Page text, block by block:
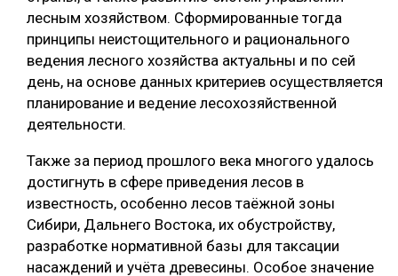
лесным хозяйством. Сформированные тогда
принципы неистощительного и рационального
ведения лесного хозяйства актуальны и по сей
день, на основе данных критериев осуществляется
планирование и ведение лесохозяйственной
деятельности.
Также за период прошлого века многого удалось
достигнуть в сфере приведения лесов в
известность, особенно лесов таёжной зоны
Сибири, Дальнего Востока, их обустройству,
разработке нормативной базы для таксации
насаждений и учёта древесины. Особое значение